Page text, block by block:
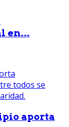
en...
aporta